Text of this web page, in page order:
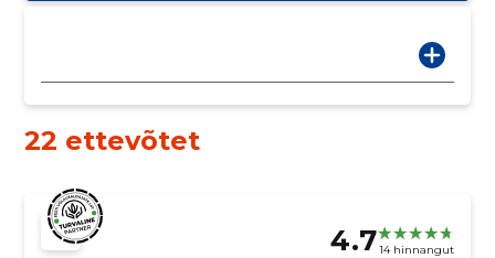
22 ettevõtet
4.714 hinnangut